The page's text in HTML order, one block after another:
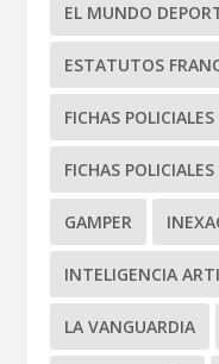
EL MUNDO
ESTATUTOS
FICHAS
FICHAS
GAMPER
INTELIGENCIA
LA VANGUARDIA